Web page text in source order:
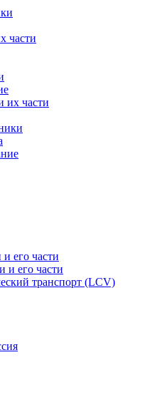
части
их части
его части
и его части
транспорт (LCV)